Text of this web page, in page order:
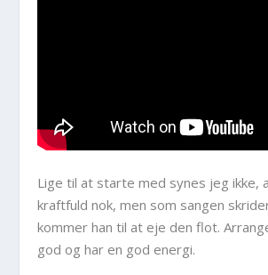
Lige til at starte med synes jeg ikke,
kraftfuld nok, men som sangen
kommer han til at eje den flot.
god og har en god energi.